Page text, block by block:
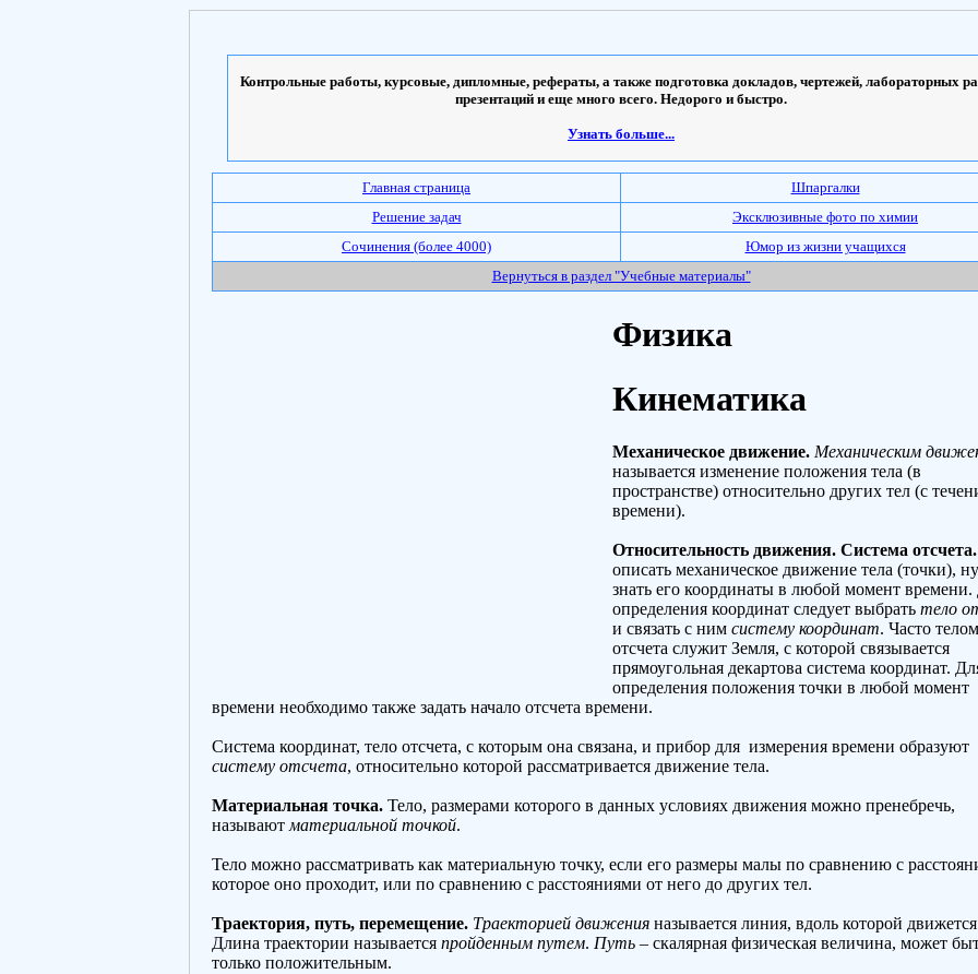
Контрольные работы, курсовые, дипломные, рефераты, а также подготовка докладов, чертежей, лабораторных
презентаций и еще много всего. Недорого и быстро.
Узнать больше...
Главная страница
Шпаргалки
Решение задач
Эксклюзивные фото по химии
Сочинения (более 4000)
Юмор из жизни учащихся
Вернуться в раздел "Учебные материалы"
Физика
Кинематика
Механическое движение. Механическим
называется изменение положения тела (в
пространстве) относительно других тел (с
времени).
Относительность движения. Система отсчета.
описать механическое движение тела (точки),
знать его координаты в любой момент времени.
определения координат следует выбрать ­ тело
и связать с ним систему координат. Часто телом
отсчета служит Земля, с которой связывается
прямоугольная декартова система координат.
определения положения точки в любой момент
времени необходимо также задать начало отсчета времени.
Система координат, тело отсчета, с которым она связана, и прибор для измерения времени образуют
систему отсчета, относительно которой рассматривается движение тела.
Материальная точка. Тело, размерами которого в данных условиях движения можно пренебречь,
называют материальной точкой.
Тело можно рассматривать как материальную точку, если его размеры малы по сравнению с
которое оно проходит, или по сравнению с расстояниями от него до других тел.
Траектория, путь, перемещение. Траекторией движения называется линия, вдоль которой
Длина траектории называется пройденным путем. Путь – скалярная физическая величина, может
только положительным.